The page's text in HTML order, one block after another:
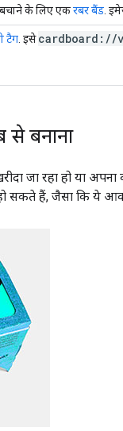
के लिए एकरबर बैंड .
टैग . इसेcardboard: //
से बनाना
जा रहा हो या
हो सकते हैं, जैसा कि ये